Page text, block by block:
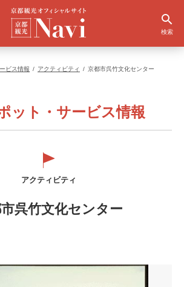
検索
ビス情報 アクティビティ 京都市呉竹文化センター
ット・サービス情報
アクティビティ
呉竹文化センター